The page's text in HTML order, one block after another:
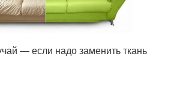
— если надо заменить ткань